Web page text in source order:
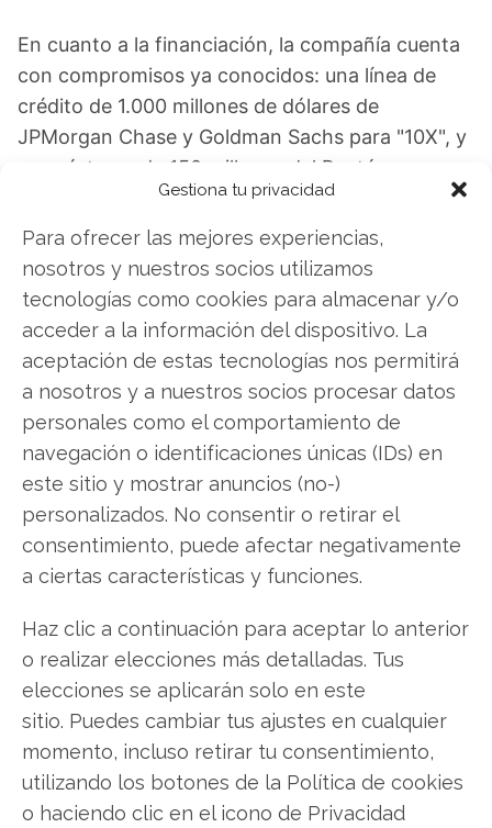
Gestiona tu privacidad
Para ofrecer las mejores experiencias,
nosotros y nuestros socios utilizamos
tecnologías como cookies para almacenar y/o
acceder a la información del dispositivo. La
aceptación de estas tecnologías nos permitirá
a nosotros y a nuestros socios procesar datos
personales como el comportamiento de
navegación o identificaciones únicas (IDs) en
este sitio y mostrar anuncios (no-)
personalizados. No consentir o retirar el
consentimiento, puede afectar negativamente
a ciertas características y funciones.
Haz clic a continuación para aceptar lo anterior
o realizar elecciones más detalladas. Tus
elecciones se aplicarán solo en este
sitio. Puedes cambiar tus ajustes en cualquier
momento, incluso retirar tu consentimiento,
utilizando los botones de la Política de cookies
o haciendo clic en el icono de Privacidad
En cuanto a la financiación, la compañía cuenta
con compromisos ya conocidos: una línea de
crédito de 1.000 millones de dólares de
JPMorgan Chase y Goldman Sachs para "10X", y
un préstamo de 150 millones del Pentágono para
ampliar la mina de Mountain Pass, que será la
fuente de materia prima para la operación en
Texas.
La acción de MP Materials cotizaba
recientemente a 61,40 dólares. La empresa
dispone de un colchón de liquidez de 1.800
millones de dólares en efectivo e inversiones a
corto plazo.
MP Materials: ¿Comprar o vender? El nuevo
Análisis de MP Materials del 1 de agosto tiene la
respuesta:
contundentes: Acción inmediata requerida para
los inversores de MP Materials. ¿Merece la pena
invertir o es momento de vender? En el Análisis
gratuito actual del 1 de agosto descubrirá
exactamente qué hacer.
MP Materials: ¿Comprar o vender?¡Lee más